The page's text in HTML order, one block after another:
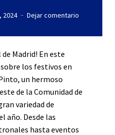
2024 Dejar comentario
Madrid! En este
los festivos en
un hermoso
de la Comunidad de
variedad de
año. Desde las
hasta eventos